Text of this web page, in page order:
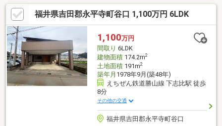
周辺施設永平寺町志比南小学校まで約2000ｍ、永平寺町松岡中学
校まで3600ｍ、ハニー松岡店まで約4000m●おすすめポイント・
雨漏り、構造上主要な部分の欠陥や・腐食、給排水管の故障や漏
水についてお引渡しより２年間保証・シロアリ防除工事施工後5年
間保証・返済額や融資可能額など、お客様のご希望にあわせてご
提案。住宅ローンが初
福井県吉田郡永平寺町谷口 1,100万円 6LDK
1,100万円
間取り 6LDK
建物面積174.2m2
土地面積191m2
築年月 1978年9月(築48年)
えちぜん鉄道勝山線 下志比駅 徒歩
8分
その他の交通
福井県吉田郡永平寺町谷口